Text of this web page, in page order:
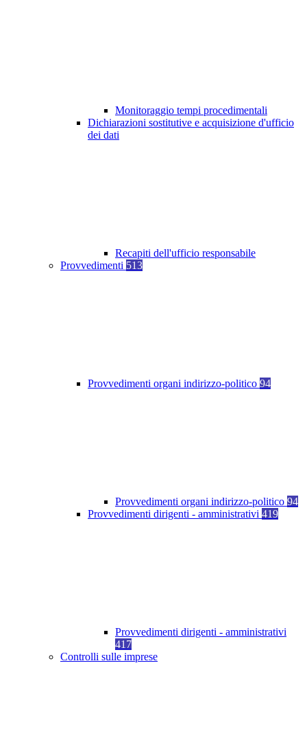
Monitoraggio tempi procedimentali
Dichiarazioni sostitutive e acquisizione d'ufficio
dei dati
Recapiti dell'ufficio responsabile
Provvedimenti 513
Provvedimenti organi indirizzo-politico 94
Provvedimenti organi indirizzo-politico 94
Provvedimenti dirigenti - amministrativi 419
Provvedimenti dirigenti - amministrativi
417
Controlli sulle imprese